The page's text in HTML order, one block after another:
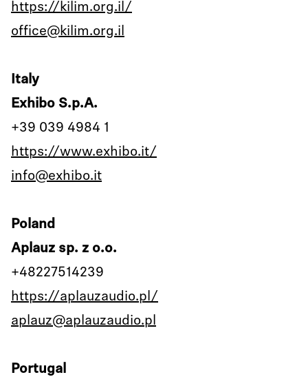
https://kilim.org.il/
office@kilim.org.il
Italy
Exhibo S.p.A.
+39 039 4984 1
https://www.exhibo.it/
info@exhibo.it
Poland
Aplauz sp. z o.o.
+48227514239
https://aplauzaudio.pl/
aplauz@aplauzaudio.pl
Portugal